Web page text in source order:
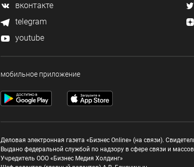
вконтакте
telegram
youtube
мобильное приложение
Деловая электронная газета «Бизнес Online» (на связи).
Выдано федеральной службой по надзору в сфере связи и
Учредитель ООО «Бизнес Медия Холдинг»